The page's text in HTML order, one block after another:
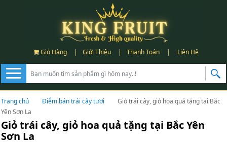
Giỏ Hàng | Giới Thiệu | Thanh Toán | Liên Hệ
Trang chủ Điểm bán trái cây tươi
Giỏ trái cây, giỏ hoa quả tặng tại Bắc
Yên Sơn La
Giỏ trái cây, giỏ hoa quả tặng tại Bắc Yên
Sơn La